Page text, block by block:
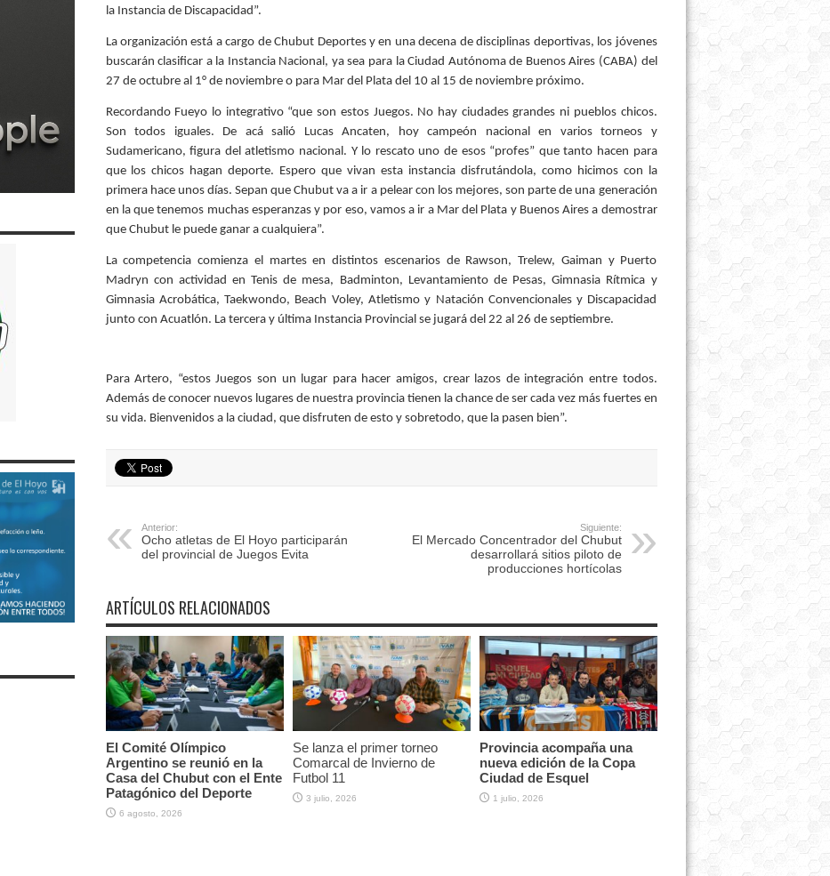
la Instancia de Discapacidad”.
La organización está a cargo de Chubut Deportes y en una decena de disciplinas deportivas, los jóvenes
buscarán clasificar a la Instancia Nacional, ya sea para la Ciudad Autónoma de Buenos Aires (CABA) del
27 de octubre al 1° de noviembre o para Mar del Plata del 10 al 15 de noviembre próximo.
Recordando Fueyo lo integrativo “que son estos Juegos. No hay ciudades grandes ni pueblos chicos.
Son todos iguales. De acá salió Lucas Ancaten, hoy campeón nacional en varios torneos y
Sudamericano, figura del atletismo nacional. Y lo rescato uno de esos “profes” que tanto hacen para
que los chicos hagan deporte. Espero que vivan esta instancia disfrutándola, como hicimos con la
primera hace unos días. Sepan que Chubut va a ir a pelear con los mejores, son parte de una generación
en la que tenemos muchas esperanzas y por eso, vamos a ir a Mar del Plata y Buenos Aires a demostrar
que Chubut le puede ganar a cualquiera”.
La competencia comienza el martes en distintos escenarios de Rawson, Trelew, Gaiman y Puerto
Madryn con actividad en Tenis de mesa, Badminton, Levantamiento de Pesas, Gimnasia Rítmica y
Gimnasia Acrobática, Taekwondo, Beach Voley, Atletismo y Natación Convencionales y Discapacidad
junto con Acuatlón. La tercera y última Instancia Provincial se jugará del 22 al 26 de septiembre.
Para Artero, “estos Juegos son un lugar para hacer amigos, crear lazos de integración entre todos.
Además de conocer nuevos lugares de nuestra provincia tienen la chance de ser cada vez más fuertes en
su vida. Bienvenidos a la ciudad, que disfruten de esto y sobretodo, que la pasen bien”.
Anterior:
Ocho atletas de El Hoyo participarán
del provincial de Juegos Evita
Siguiente:
El Mercado Concentrador del Chubut
desarrollará sitios piloto de
producciones hortícolas
ARTÍCULOS RELACIONADOS
El Comité Olímpico
Argentino se reunió en la
Casa del Chubut con el Ente
Patagónico del Deporte
6 agosto, 2026
Se lanza el primer torneo
Comarcal de Invierno de
Futbol 11
3 julio, 2026
Provincia acompaña una
nueva edición de la Copa
Ciudad de Esquel
1 julio, 2026